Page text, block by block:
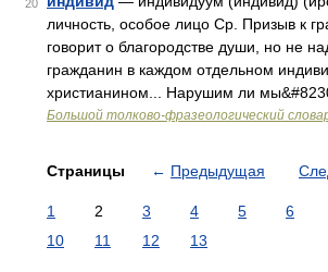
20
личность, особое лицо Ср. Призыв к
говорит о благородстве души, но не
гражданин в каждом отдельном
христианином... Нарушим ли
Большой толково-фразеологический
Страницы ← Предыдущая
1 2 3 4 5 6
10
11 12 13